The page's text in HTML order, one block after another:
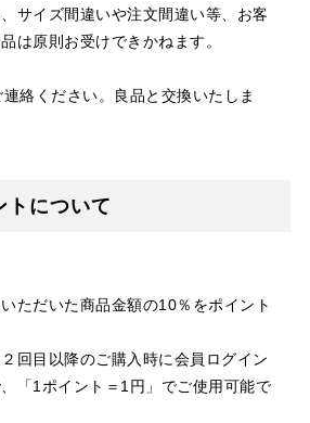
サイズ間違いや注文間違い等、お客
は原則お受けできかねます。
絡ください。良品と交換いたしま
トについて
ただいた商品金額の10％をポイント
回目以降のご購入時に会員ログイン
「1ポイント＝1円」でご使用可能で